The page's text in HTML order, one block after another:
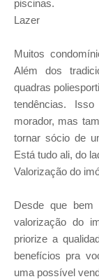
piscinas.
Lazer
Muitos
Além dos
quadras
tendências.
morador, mas
tornar sócio de
Está tudo ali, do
Valorização do
Desde que bem
valorização do
priorize a
benefícios pra
uma possível